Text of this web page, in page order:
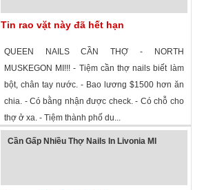
Tin rao vặt này đã hết hạn
QUEEN NAILS CẦN THỢ - NORTH
MUSKEGON MI!!! - Tiệm cần thợ nails biết làm
bột, chân tay nước. - Bao lương $1500 hơn ăn
chia. - Có bằng nhận được check. - Có chỗ cho
thợ ở xa. - Tiệm thành phố du...
Cần Gấp Nhiều Thợ Nails In Livonia MI